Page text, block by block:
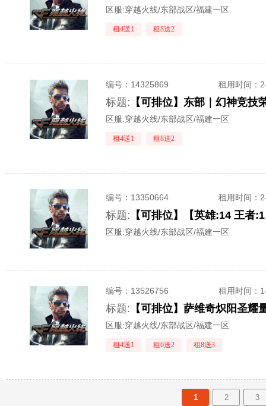
区服:穿越火线/东部战区/福建一区
租4送1 租8送2
编号： 14325869 租用时间 ：
标题: 【可排位】东部｜幻神竞
区服:穿越火线/东部战区/福建一区
租4送1 租8送2
编号： 13350664 租用时间 ：
标题:
区服:穿越火线/东部战区/福建一区
编号： 13526756 租用时间 ：
标题:
区服:穿越火线/东部战区/福建一区
租4送1 租6送2 租8送3
1 2 3